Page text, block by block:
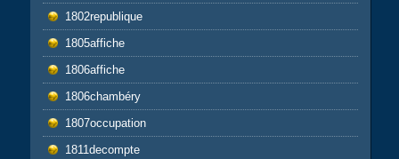
1802republique
1805affiche
1806affiche
1806chambéry
1807occupation
1811decompte